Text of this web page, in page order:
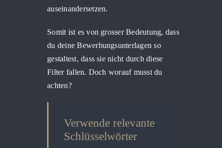
auseinandersetzen.
Somit ist es von grosser Bedeutung, dass
du deine Bewerbungsunterlagen so
gestaltest, dass sie nicht durch diese
Filter fallen. Doch worauf musst du
achten?
Verwende relevante
Schlüsselwörter